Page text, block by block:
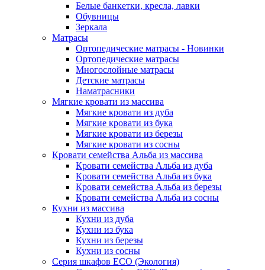
Белые банкетки, кресла, лавки
Обувницы
Зеркала
Матрасы
Ортопедические матрасы - Новинки
Ортопедические матрасы
Многослойные матрасы
Детские матрасы
Наматрасники
Мягкие кровати из массива
Мягкие кровати из дуба
Мягкие кровати из бука
Мягкие кровати из березы
Мягкие кровати из сосны
Кровати семейства Альба из массива
Кровати семейства Альба из дуба
Кровати семейства Альба из бука
Кровати семейства Альба из березы
Кровати семейства Альба из сосны
Кухни из массива
Кухни из дуба
Кухни из бука
Кухни из березы
Кухни из сосны
Серия шкафов ECO (Экология)